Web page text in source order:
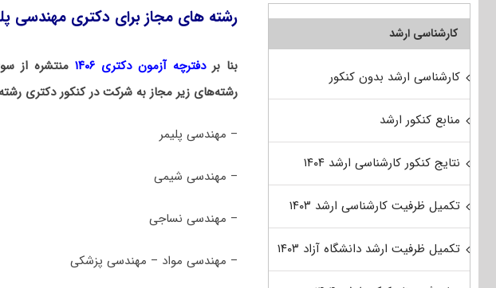
رشته های مجاز برای دکتری مهندسی
بنا بردفترچه آزمون دکتری ۱۴۰۶ منتشره از
رشته‌های زیر مجاز به شرکت در کنکور دکتری
– مهندسی پلیمر
– مهندسی شیمی
– مهندسی نساجی
– مهندسی مواد – مهندسی پزشکی
کارشناسی ارشد
کارشناسی ارشد بدون کنکور
منابع کنکور ارشد
نتایج کنکور کارشناسی ارشد ۱۴۰۴
تکمیل ظرفیت کارشناسی ارشد ۱۴۰۳
تکمیل ظرفیت ارشد دانشگاه آزاد ۱۴۰۳